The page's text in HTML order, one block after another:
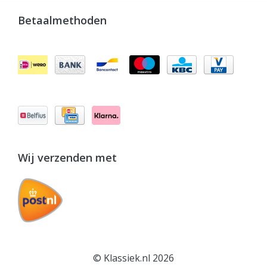
Betaalmethoden
Wij verzenden met
© Klassiek.nl 2026